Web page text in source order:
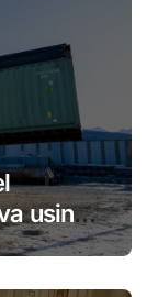
usina